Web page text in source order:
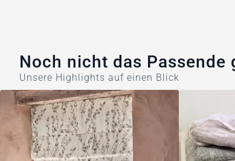
Noch nicht das Passende
Unsere Highlights auf einen Blick